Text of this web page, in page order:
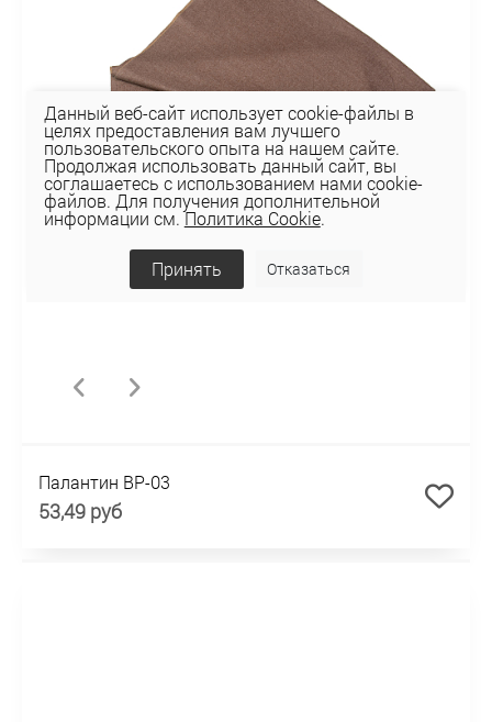
Палантин BP-03
53,49 руб
Данный веб-сайт использует cookie-файлы в
целях предоставления вам лучшего
пользовательского опыта на нашем сайте.
Продолжая использовать данный сайт, вы
соглашаетесь с использованием нами cookie-
файлов. Для получения дополнительной
информации см.Политика Cookie.
Принять Отказаться